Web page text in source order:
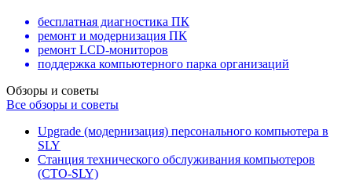
бесплатная диагностика ПК
ремонт и модернизация ПК
ремонт LCD-мониторов
поддержка компьютерного парка организаций
Обзоры и советы
Все обзоры и советы
Upgrade (модернизация) персонального компьютера в
SLY
Станция технического обслуживания компьютеров
(СТО-SLY)